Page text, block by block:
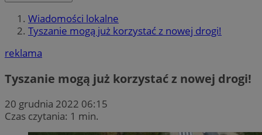
Wiadomości lokalne
Tyszanie mogą już korzystać z nowej drogi!
reklama
Tyszanie mogą już korzystać z nowej drogi!
20 grudnia 2022 06:15
Czas czytania: 1 min.